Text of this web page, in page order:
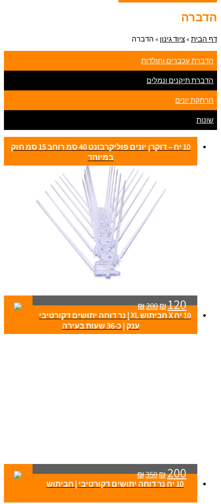
הדברה
דף הבית»ציוד גינון » הדברה
הדברת עכברים וחולדות
הדברת תיקנים ונמלים
הרחקת יונים
שונות
10 יח – דוקרן יונים פוליקרבונט 40 סמ רוחב 15 סמ חזק
במיוחד
₪200₪120
10 יח X חביתוש XL | נר דוחה יתושים דקורטיבי
ענק | כ-36 שעות בעירה
₪350₪200
10 יח נר דוחה יתושים דקורטיבי | חביתוש